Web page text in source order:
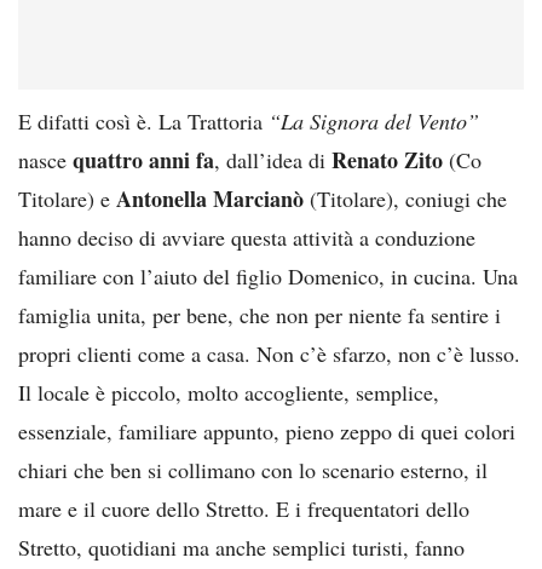
E difatti così è. La Trattoria “La Signora del Vento”
nasce quattro anni fa, dall’idea di Renato Zito (Co
Titolare) e Antonella Marcianò (Titolare), coniugi che
hanno deciso di avviare questa attività a conduzione
familiare con l’aiuto del figlio Domenico, in cucina. Una
famiglia unita, per bene, che non per niente fa sentire i
propri clienti come a casa. Non c’è sfarzo, non c’è lusso.
Il locale è piccolo, molto accogliente, semplice,
essenziale, familiare appunto, pieno zeppo di quei colori
chiari che ben si collimano con lo scenario esterno, il
mare e il cuore dello Stretto. E i frequentatori dello
Stretto, quotidiani ma anche semplici turisti, fanno